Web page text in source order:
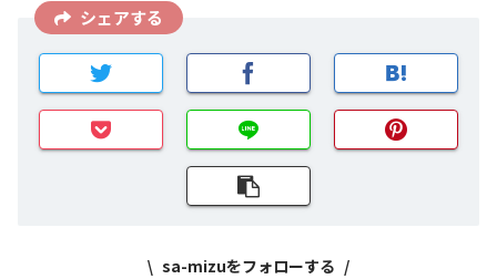
シェアする
sa-mizuをフォローする